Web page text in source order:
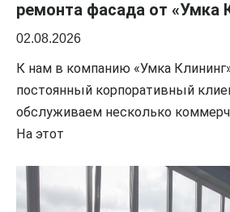
ремонта фасада от «Умка
02.08.2026
К нам в компанию «Умка
постоянный корпоративный
обслуживаем несколько
На этот